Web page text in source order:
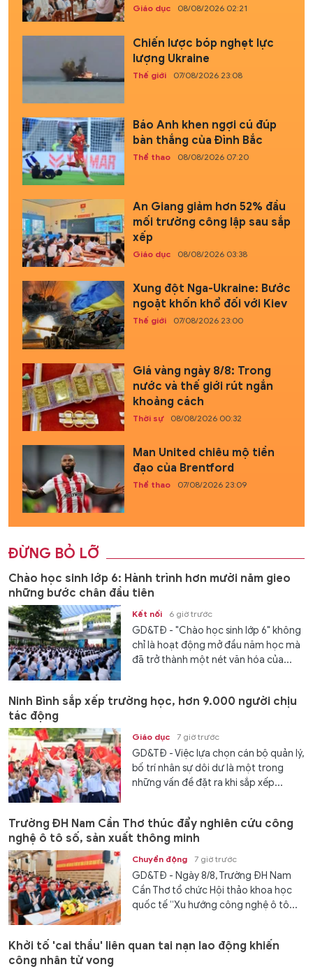
Giáo dục 08/08/2026 02:21
Chiến lược bóp nghẹt lực
lượng Ukraine
Thế giới 07/08/2026 23:08
Báo Anh khen ngợi cú đúp
bàn thắng của Đình Bắc
Thể thao 08/08/2026 07:20
An Giang giảm hơn 52% đầu
mối trường công lập sau sắp
xếp
Giáo dục 08/08/2026 03:38
Xung đột Nga-Ukraine: Bước
ngoặt khốn khổ đối với Kiev
Thế giới 07/08/2026 23:00
Giá vàng ngày 8/8: Trong
nước và thế giới rút ngắn
khoảng cách
Thời sự 08/08/2026 00:32
Man United chiêu mộ tiền
đạo của Brentford
Thể thao 07/08/2026 23:09
ĐỪNG BỎ LỠ
Chào học sinh lớp 6: Hành trình hơn mười năm gieo
những bước chân đầu tiên
Kết nối 6 giờ trước
GD&TĐ - "Chào học sinh lớp 6" không
chỉ là hoạt động mở đầu năm học mà
đã trở thành một nét văn hóa của...
Ninh Bình sắp xếp trường học, hơn 9.000 người chịu
tác động
Giáo dục 7 giờ trước
GD&TĐ - Việc lựa chọn cán bộ quản lý,
bố trí nhân sự dôi dư là một trong
những vấn đề đặt ra khi sắp xếp...
Trường ĐH Nam Cần Thơ thúc đẩy nghiên cứu công
nghệ ô tô số, sản xuất thông minh
Chuyển động 7 giờ trước
GD&TĐ - Ngày 8/8, Trường ĐH Nam
Cần Thơ tổ chức Hội thảo khoa học
quốc tế “Xu hướng công nghệ ô tô...
Khởi tố 'cai thầu' liên quan tai nạn lao động khiến
công nhân tử vong